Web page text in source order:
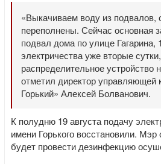
«Выкачиваем воду из подвалов,
переполнены. Сейчас основная
подвал дома по улице Гагарина,
электричества уже вторые
распределительное устройство
отметил директор
Горький» Алексей Болванович.
К полудню 19 августа подачу
имени Горького восстановили.
будет провести дезинфекцию